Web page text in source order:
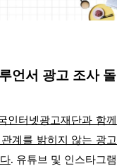
언서 광고 조사 돌
인터넷광고재단과 함께
계를 밝히지 않는 광고
. 유튜브 및 인스타그램